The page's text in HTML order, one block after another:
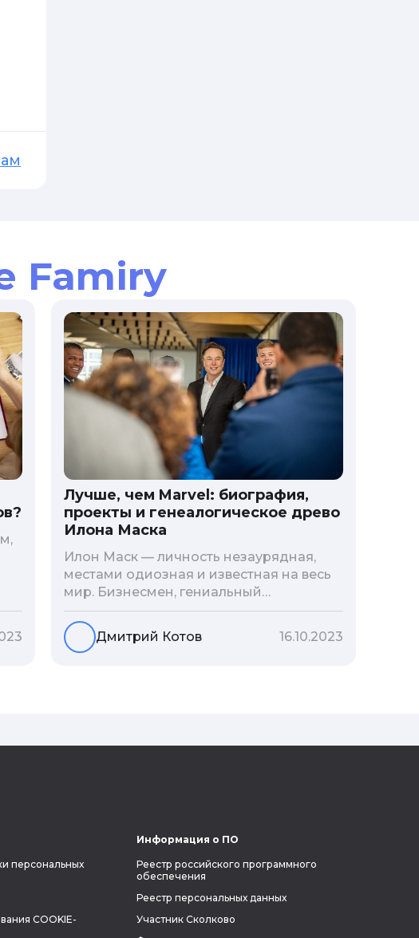
Famiry
Лучше, чем Marvel: биография,
проекты и генеалогическое древо
Илона Маска
Илон Маск — личность незаурядная,
местами одиозная и известная на весь
мир. Бизнесмен, гениальный
изобретатель и миллиардер, живой
прообраз экранного Железного
человека — настоящий супергерой в
поделиться с читателями блога фактами
Дмитрий Котов 16.10.2023
персональных
COOKIE-
Информация о ПО
Реестр российского программного
обеспечения
Реестр персональных данных
Участник Сколково